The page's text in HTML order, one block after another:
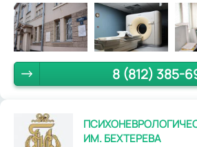
8 (812) 385-
ИМ. БЕХТЕРЕВА